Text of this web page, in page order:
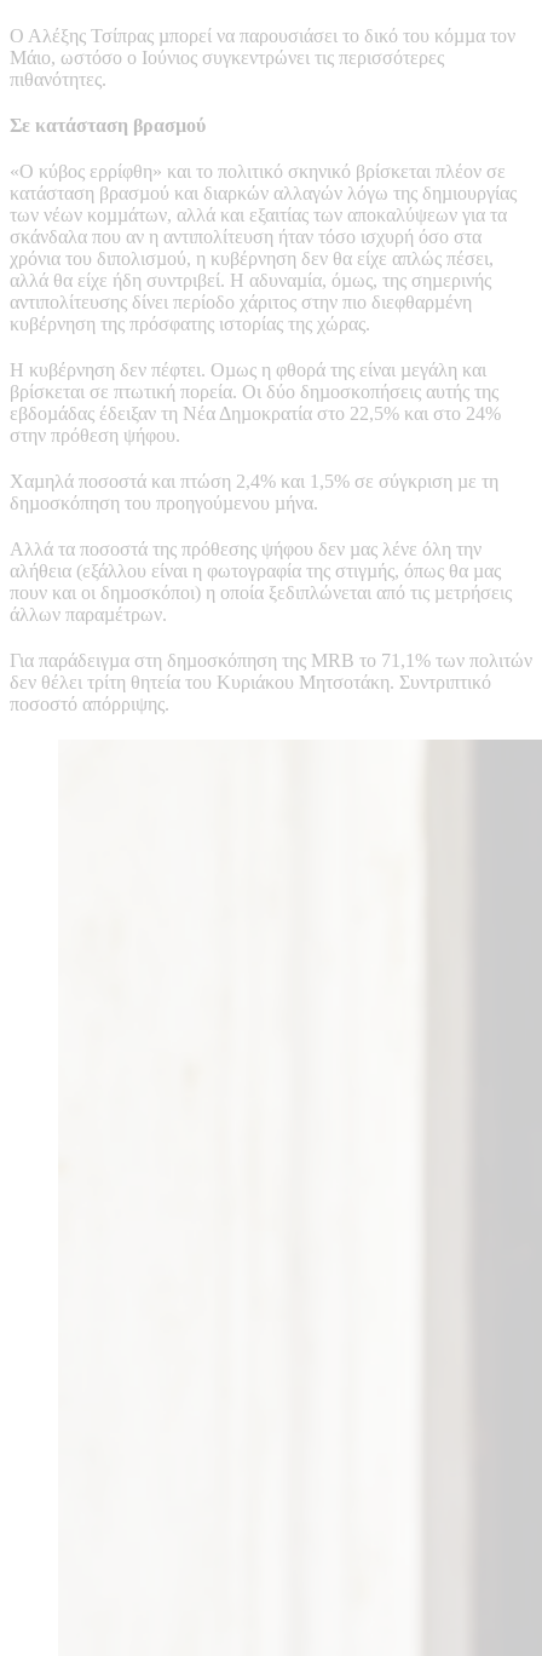
Ο Αλέξης Τσίπρας µπορεί να παρουσιάσει το δικό του κόµµα τον
Μάιο, ωστόσο ο Ιούνιος συγκεντρώνει τις περισσότερες
πιθανότητες.
Σε κατάσταση βρασµού
«Ο κύβος ερρίφθη» και το πολιτικό σκηνικό βρίσκεται πλέον σε
κατάσταση βρασµού και διαρκών αλλαγών λόγω της δηµιουργίας
των νέων κοµµάτων, αλλά και εξαιτίας των αποκαλύψεων για τα
σκάνδαλα που αν η αντιπολίτευση ήταν τόσο ισχυρή όσο στα
χρόνια του διπολισµού, η κυβέρνηση δεν θα είχε απλώς πέσει,
αλλά θα είχε ήδη συντριβεί. Η αδυναµία, όµως, της σηµερινής
αντιπολίτευσης δίνει περίοδο χάριτος στην πιο διεφθαρµένη
κυβέρνηση της πρόσφατης ιστορίας της χώρας.
Η κυβέρνηση δεν πέφτει. Οµως η φθορά της είναι µεγάλη και
βρίσκεται σε πτωτική πορεία. Οι δύο δηµοσκοπήσεις αυτής της
εβδοµάδας έδειξαν τη Νέα Δηµοκρατία στο 22,5% και στο 24%
στην πρόθεση ψήφου.
Χαµηλά ποσοστά και πτώση 2,4% και 1,5% σε σύγκριση µε τη
δηµοσκόπηση του προηγούµενου µήνα.
Αλλά τα ποσοστά της πρόθεσης ψήφου δεν µας λένε όλη την
αλήθεια (εξάλλου είναι η φωτογραφία της στιγµής, όπως θα µας
πουν και οι δηµοσκόποι) η οποία ξεδιπλώνεται από τις µετρήσεις
άλλων παραµέτρων.
Για παράδειγµα στη δηµοσκόπηση της MRB το 71,1% των πολιτών
δεν θέλει τρίτη θητεία του Κυριάκου Μητσοτάκη. Συντριπτικό
ποσοστό απόρριψης.